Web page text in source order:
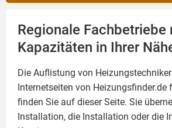
Regionale Fachbetriebe
Kapazitäten in Ihrer
Die Auflistung von
Internetseiten von Heizungsfinder.de
finden Sie auf dieser Seite. Sie
Installation, die Installation oder die